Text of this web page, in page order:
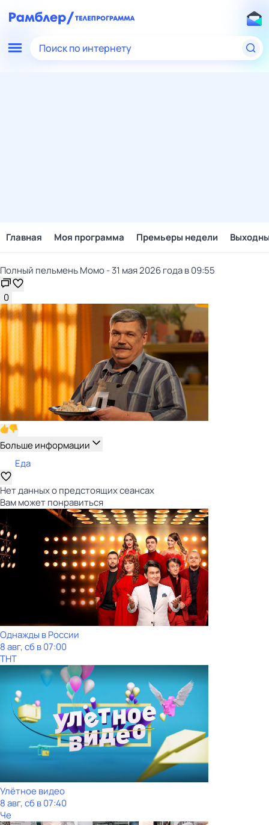
Поиск по интернету
Главная Моя программа Премьеры недели
Полный пельмень Момо - 31 мая 2026 года в 09:55
0
Больше информации
Еда
Нет данных о предстоящих сеансах
Вам может понравиться
Однажды в России
8 авг, сб в 07:00
ТНТ
Улётное видео
8 авг, сб в 07:40
Че